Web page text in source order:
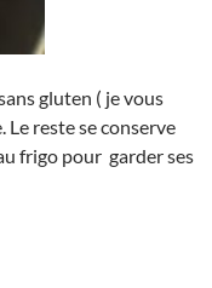
gluten ( je vous
Le reste se conserve
frigo pour garder ses